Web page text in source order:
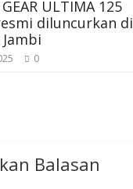
ULTIMA 125
diluncurkan di
0
Balasan